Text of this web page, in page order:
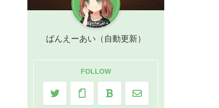
ばんえーあい（自動更新）
FOLLOW